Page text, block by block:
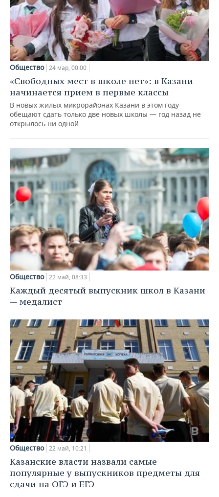
Общество 24 мар, 00:00
«Свободных мест в школе нет»: в Казани
начинается прием в первые классы
В новых жилых микрорайонах Казани в этом году
обещают сдать только две новых школы — год назад не
открылось ни одной
Общество 22 май, 08:33
Каждый десятый выпускник школ в Казани
— медалист
Общество 22 май, 10:21
Казанские власти назвали самые
популярные у выпускников предметы для
сдачи на ОГЭ и ЕГЭ